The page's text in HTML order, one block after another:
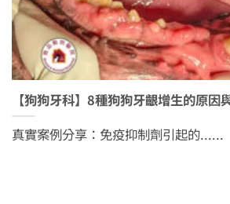
【狗狗牙科】8種狗狗牙齦增生的原因
真實案例分享：免疫抑制劑引起的......